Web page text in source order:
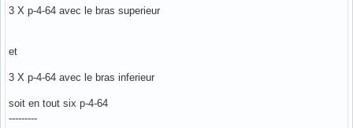
3 X p-4-64 avec le bras superieur
et
3 X p-4-64 avec le bras inferieur
soit en tout six p-4-64
---------